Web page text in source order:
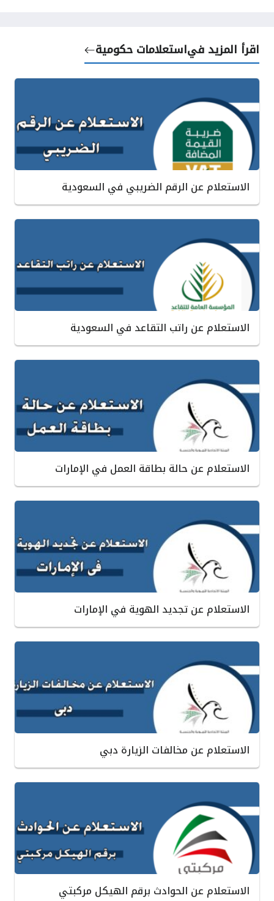
اقرأ المزيد فياستعلامات حكومية
الاستعلام عن الرقم الضريبي في السعودية
الاستعلام عن راتب التقاعد في السعودية
الاستعلام عن حالة بطاقة العمل في الإمارات
الاستعلام عن تجديد الهوية في الإمارات
الاستعلام عن مخالفات الزيارة دبي
الاستعلام عن الحوادث برقم الهيكل مركبتي